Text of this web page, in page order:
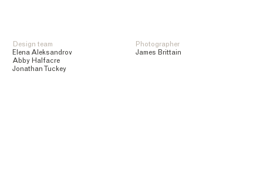
Design team
Elena Aleksandrov
Abby Halfacre
Jonathan Tuckey
Photographer
James Brittain